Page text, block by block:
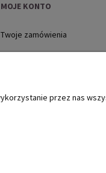
MOJE KONTO
Twoje zamówienia
Ustawienia konta
przez nas